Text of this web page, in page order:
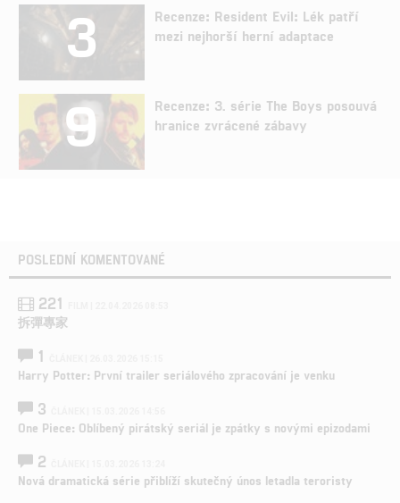
3
Recenze: Resident Evil: Lék patří
mezi nejhorší herní adaptace
9
Recenze: 3. série The Boys posouvá
hranice zvrácené zábavy
POSLEDNÍ KOMENTOVANÉ
221
拆彈專家
1
Harry Potter: První trailer seriálového zpracování je venku
3
One Piece: Oblíbený pirátský seriál je zpátky s novými epizodami
2
Nová dramatická série přiblíží skutečný únos letadla teroristy